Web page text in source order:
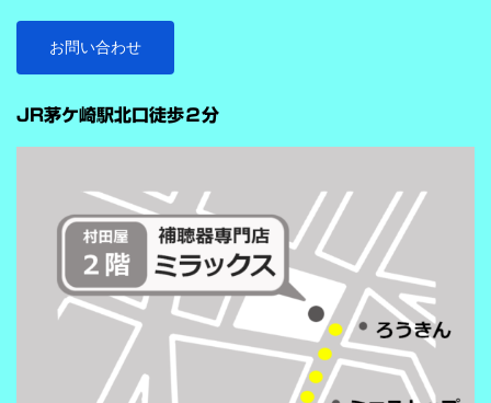
ストをつけることで、より聞き取りを助ける会話学習を利用した
雑音抑制機能です。※9クラスのみ搭載 重要なのは、この機能
が“周囲の音を全部
お問い合わせ
JR茅ケ崎駅北口徒歩２分